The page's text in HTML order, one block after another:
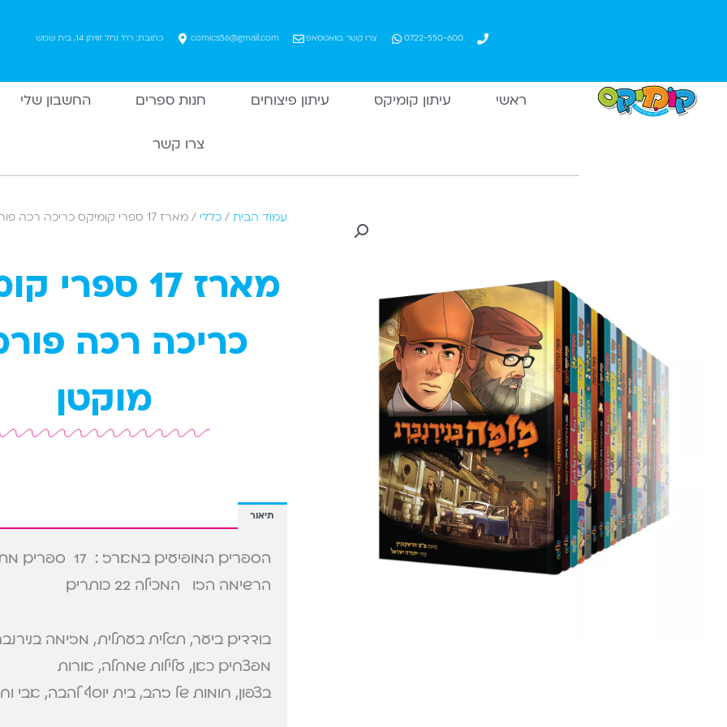
0722-550-600​ צרו קשר בוואטסאפ comics56@gmail.com כתובת: רח' נחל זוויתן 14, בית שמש
ראשי עיתון קומיקס עיתון פיצוחים חנות ספרים החשבון שלי
צרו קשר
עמוד הבית / כללי / מארז 17 ספרי קומיקס כריכה רכה פורמט מוקטן
מארז 17
כריכה רכה
מוקטן
תיאור
הספרים המופיעים במארז : 17
הרשימה הזו המכילה 22 כותרים
בודדים ביער, תגלית בעתלית, מזימה
מפצחים כאן, עלילות שמחלה, אורות
בצפון, חומות של זהב, בית יוסף להבה, אבי